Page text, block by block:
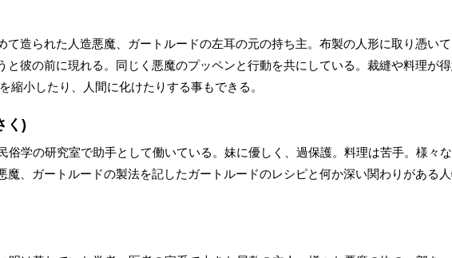
て造られた人造悪魔、ガートルードの左耳の元の持ち主。布製の人形に取り憑い
と彼の前に現れる。同じく悪魔のプッペンと行動を共にしている。裁縫や料理が
縮小したり、人間に化けたりする事もできる。
く)
俗学の研究室で助手として働いている。妹に優しく、過保護。料理は苦手。様々
魔、ガートルードの製法を記したガートルードのレシピと何か深い関わりがある